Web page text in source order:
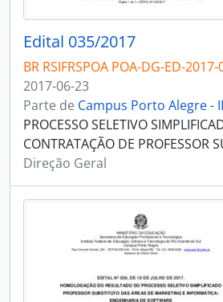
Edital 035/2017
BR RSIFRSPOA POA-DG-ED-
2017-06-23
Parte de Campus Porto Alegre -
PROCESSO SELETIVO
CONTRATAÇÃO DE PROFESSOR
Direção Geral